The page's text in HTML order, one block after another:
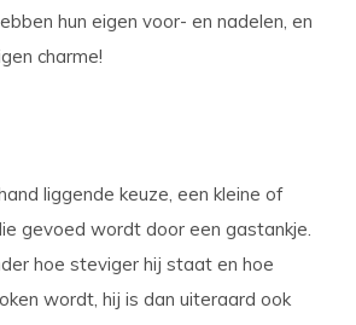
hun eigen voor- en nadelen, en
charme!
liggende keuze, een kleine of
gevoed wordt door een gastankje.
hoe steviger hij staat en hoe
wordt, hij is dan uiteraard ook